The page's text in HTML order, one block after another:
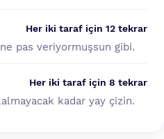
Her iki taraf için 12 tekrar
pas veriyormuşsun gibi.
Her iki taraf için 8 tekrar
kadar yay çizin.